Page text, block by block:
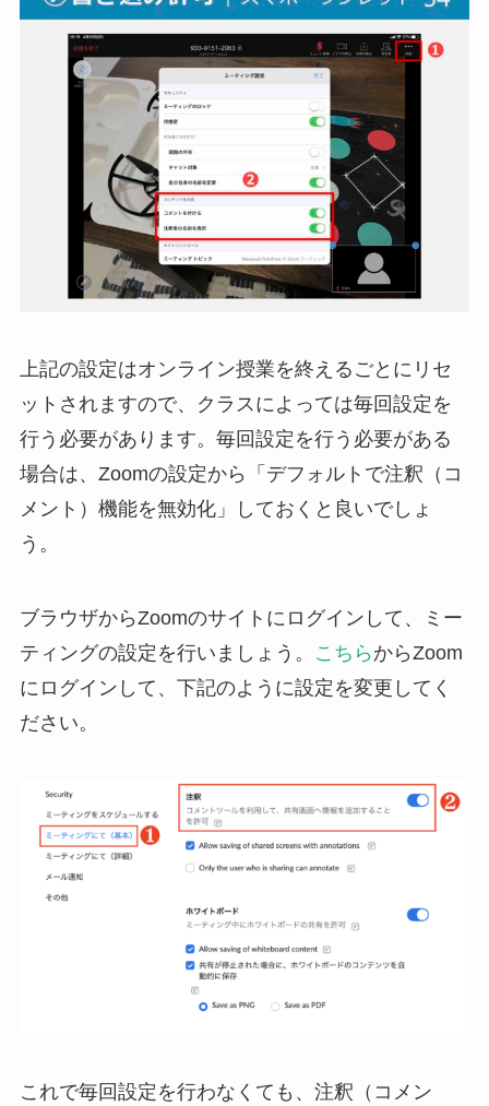
上記の設定はオンライン授業を終えるごとにリセ
ットされますので、クラスによっては毎回設定を
行う必要があります。毎回設定を行う必要がある
場合は、Zoomの設定から「デフォルトで注釈（コ
メント）機能を無効化」しておくと良いでしょ
う。
ブラウザからZoomのサイトにログインして、ミー
ティングの設定を行いましょう。
こちら からZoom
にログインして、下記のように設定を変更してく
ださい。
これで毎回設定を行わなくても、注釈（コメン